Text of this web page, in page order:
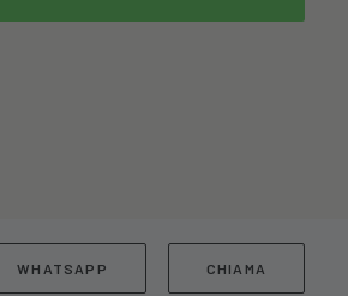
WHATSAPP CHIAMA